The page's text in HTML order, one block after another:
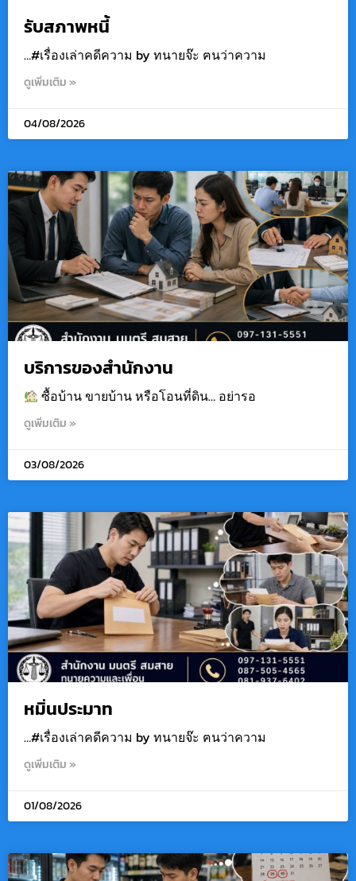
รับสภาพหนี้
…#เรื่องเล่าคดีความ by ทนายจ๊ะ ฅนว่าความ
ดูเพิ่มเติม »
04/08/2026
บริการของสำนักงาน
ซื้อบ้าน ขายบ้าน หรือโอนที่ดิน… อย่ารอ
ดูเพิ่มเติม »
03/08/2026
หมิ่นประมาท
…#เรื่องเล่าคดีความ by ทนายจ๊ะ ฅนว่าความ
ดูเพิ่มเติม »
01/08/2026